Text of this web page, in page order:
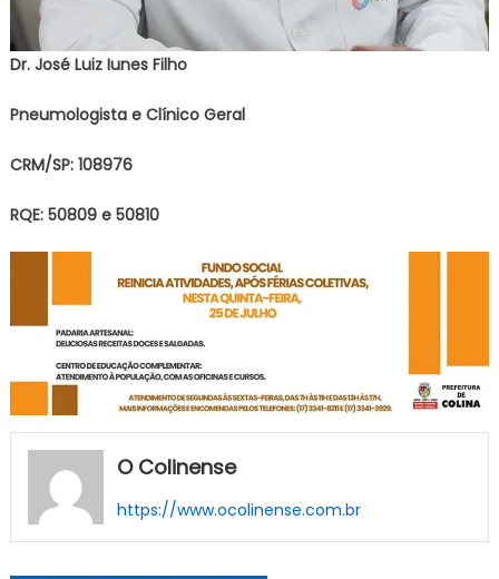
Dr. José Luiz Iunes Filho
Pneumologista e Clínico Geral
CRM/SP: 108976
RQE: 50809 e 50810
O Colinense
https://www.ocolinense.com.br